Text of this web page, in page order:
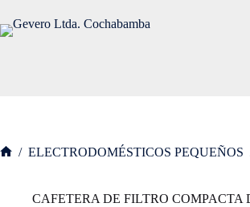
contenido
/ ELECTRODOMÉSTICOS PEQUEÑOS
CAFETERA DE FILTRO COMPACTA